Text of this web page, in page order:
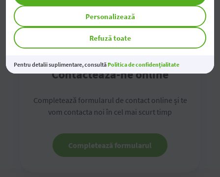
Contactează-ne online
Completează formularul de contact online și te
vom contacta noi în cel mai scurt timp
Completează formularul
Refuză toate
Personalizează
Pentru detalii suplimentare, consultă Politica de confidențialitate